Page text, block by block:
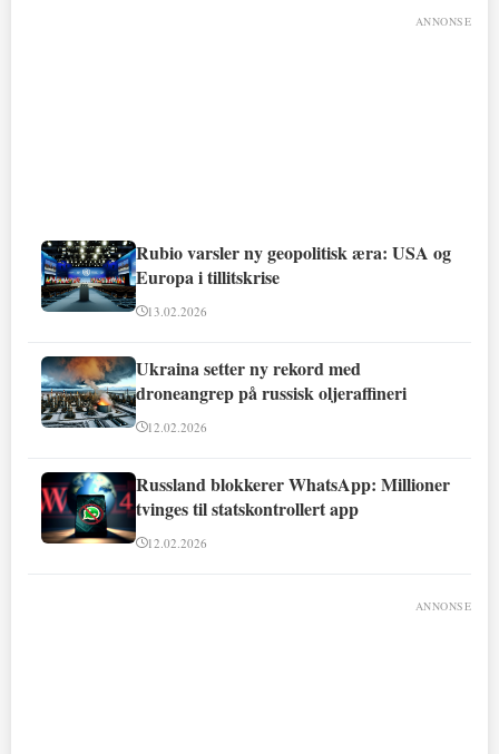
ANNONSE
Rubio varsler ny geopolitisk æra: USA og
Europa i tillitskrise
13.02.2026
Ukraina setter ny rekord med
droneangrep på russisk oljeraffineri
12.02.2026
Russland blokkerer WhatsApp: Millioner
tvinges til statskontrollert app
12.02.2026
ANNONSE